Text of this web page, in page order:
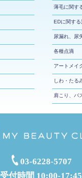
薄毛に関す
EDに関する
尿漏れ、尿
各種点滴
アートメイ
しわ・たる
肩こり、バ
03-6228-5707
受付時間 10:00-17:45